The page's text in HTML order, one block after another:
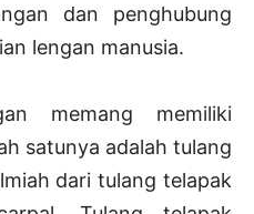
dan penghubung
lengan manusia.
memang memiliki
satunya adalah tulang
dari tulang telapak